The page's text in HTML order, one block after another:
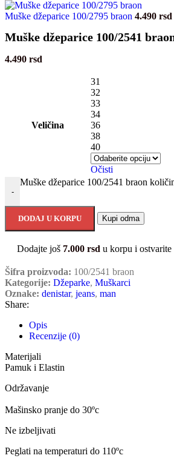
Muške džeparice 100/2795 braon 4.490 rsd
Muške džeparice 100/2541
4.490 rsd
Veličina
31
32
33
34
36
38
40
Očisti
-
Muške džeparice 100/2541 braon
DODAJ U KORPU Kupi odma
Dodajte još 7.000 rsd u korpu i ostvarite
Šifra proizvoda: 100/2541 braon
Kategorije: Džeparke, Muškarci
Oznake: denistar, jeans, man
Share:
Opis
Recenzije (0)
Materijali
Pamuk i Elastin
Održavanje
Mašinsko pranje do 30ºc
Ne izbeljivati
Peglati na temperaturi do 110ºc